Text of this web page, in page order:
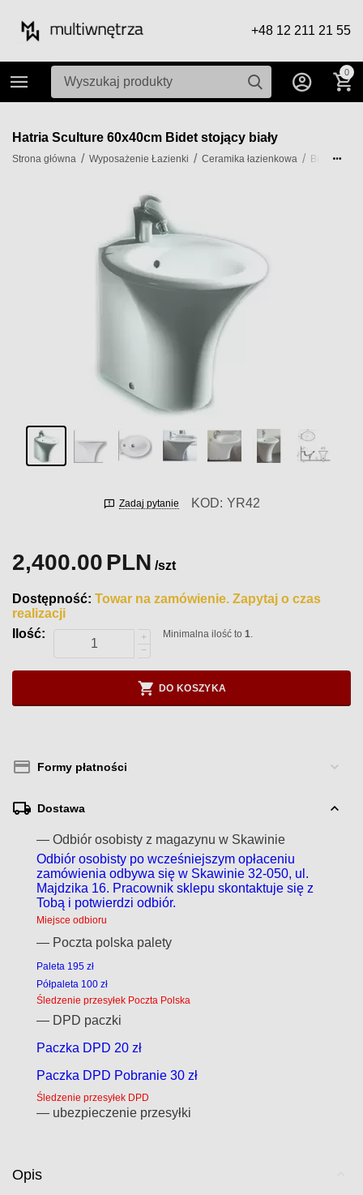
+48 12 211 21 55
0
Hatria Sculture 60x40cm Bidet stojący biały
Strona główna / Wyposażenie Łazienki / Ceramika łazienkowa / Bidety
Zadaj pytanie KOD: YR42
2,400.00PLN /szt
Dostępność: Towar na zamówienie. Zapytaj o czas
realizacji
Ilość:
+
−
Minimalna ilość to1.
DO KOSZYKA
Formy płatności
Dostawa
— Odbiór osobisty z magazynu w Skawinie
Odbiór osobisty po wcześniejszym opłaceniu
zamówienia odbywa się w Skawinie 32-050, ul.
Majdzika 16. Pracownik sklepu skontaktuje się z
Tobą i potwierdzi odbiór.
Miejsce odbioru
— Poczta polska palety
Paleta 195 zł
Półpaleta 100 zł
Śledzenie przesyłek Poczta Polska
— DPD paczki
Paczka DPD 20 zł
Paczka DPD Pobranie 30 zł
Śledzenie przesyłek DPD
— ubezpieczenie przesyłki
Opis